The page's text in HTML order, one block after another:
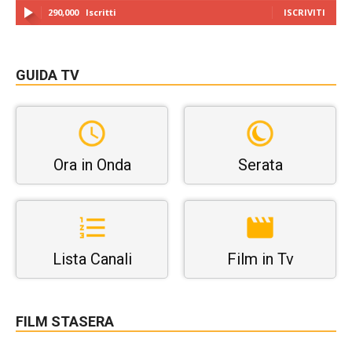
290,000 Iscritti ISCRIVITI
GUIDA TV
Ora in Onda Serata
Lista Canali Film in Tv
FILM STASERA